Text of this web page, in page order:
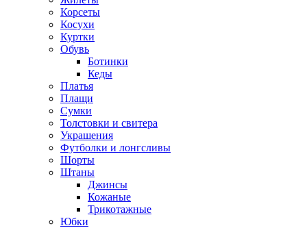
Корсеты
Косухи
Куртки
Обувь
Ботинки
Кеды
Платья
Плащи
Сумки
Толстовки и свитера
Украшения
Футболки и лонгсливы
Шорты
Штаны
Джинсы
Кожаные
Трикотажные
Юбки